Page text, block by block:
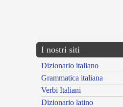
I nostri siti
Dizionario italiano
Grammatica italiana
Verbi Italiani
Dizionario latino